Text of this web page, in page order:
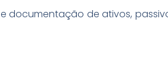
de ativos,